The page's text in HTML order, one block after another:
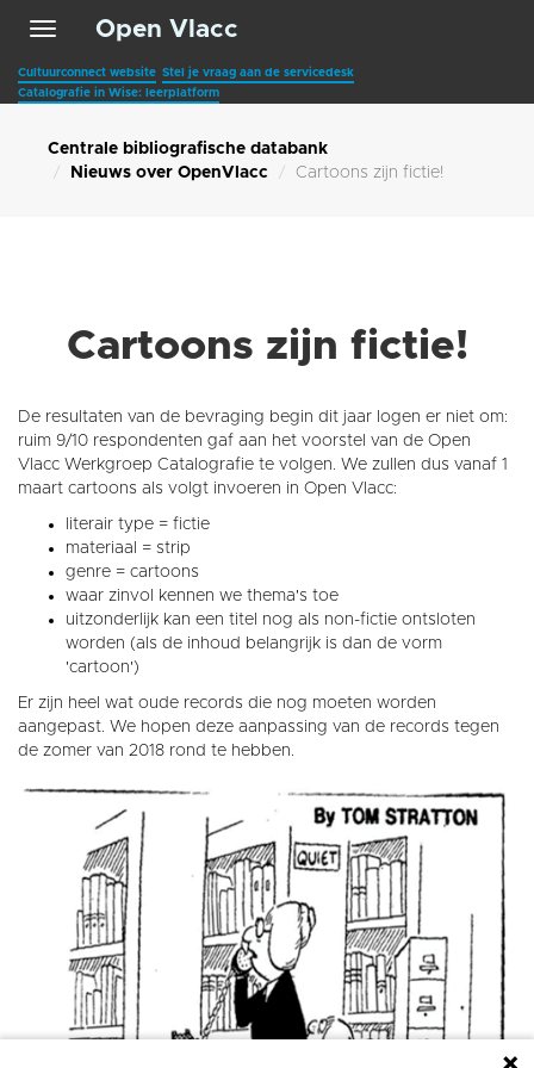
ToggleOpen Vlacc
Cultuurconnect website Stel je vraag aan de servicedesk
Catalografie in Wise: leerplatform
Centrale bibliografische databank
Nieuws over OpenVlacc
Cartoons zijn fictie!
Cartoons zijn fictie!
De resultaten van de bevraging begin dit jaar logen er niet om:
ruim 9/10 respondenten gaf aan het voorstel van de Open
Vlacc Werkgroep Catalografie te volgen. We zullen dus vanaf 1
maart cartoons als volgt invoeren in Open Vlacc:
literair type = fictie
materiaal = strip
genre = cartoons
waar zinvol kennen we thema's toe
uitzonderlijk kan een titel nog als non-fictie ontsloten
worden (als de inhoud belangrijk is dan de vorm
'cartoon')
Er zijn heel wat oude records die nog moeten worden
aangepast. We hopen deze aanpassing van de records tegen
de zomer van 2018 rond te hebben.